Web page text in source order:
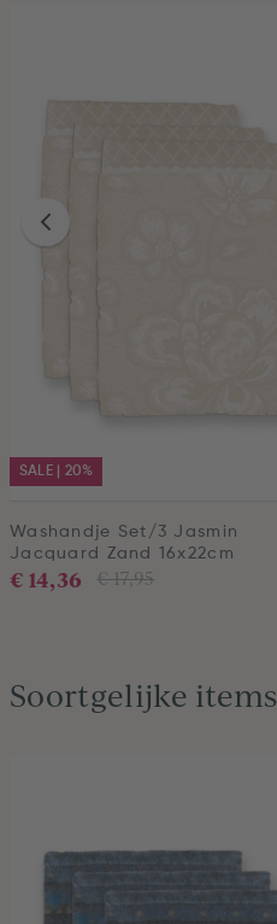
SALE | 20%
Washandje Set/3 Jasmin
Jacquard Zand 16x22cm
€ 17,95
€ 14,36
Soortgelijke items